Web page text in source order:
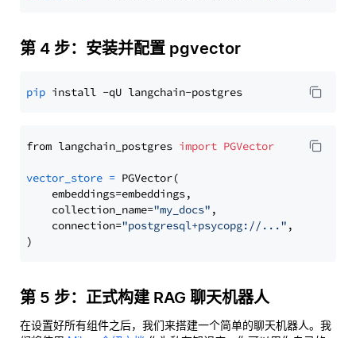
第 4 步：安装并配置 pgvector
pip
from langchain_postgres import PGVector
vector_store = PGVector(
    embeddings=embeddings,
    collection_name=
"my_docs" ,
    connection=
"postgresql+psycopg://..." ,
第 5 步：正式构建 RAG 聊天机器人
在设置好所有组件之后，我们来搭建一个简单的聊天机器人。我